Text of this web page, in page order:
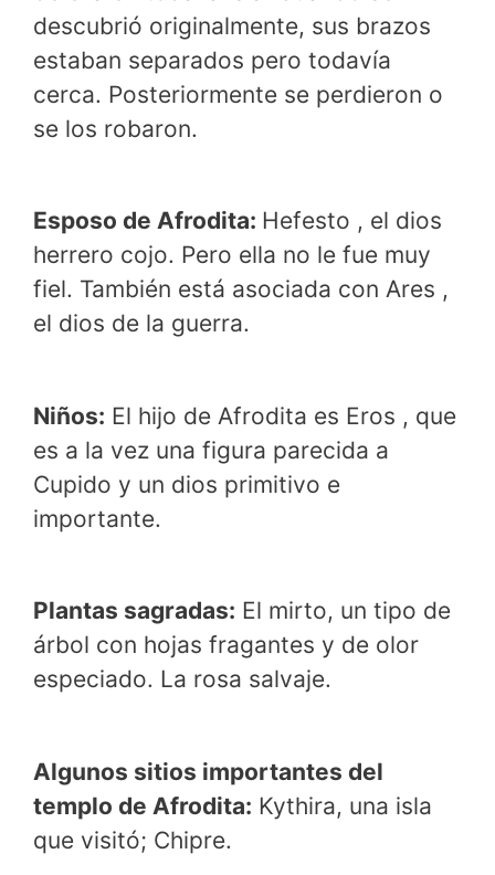
descubrió originalmente, sus brazos
estaban separados pero todavía
cerca. Posteriormente se perdieron o
se los robaron.
Esposo de Afrodita: Hefesto , el dios
herrero cojo. Pero ella no le fue muy
fiel. También está asociada con Ares ,
el dios de la guerra.
Niños: El hijo de Afrodita es Eros , que
es a la vez una figura parecida a
Cupido y un dios primitivo e
importante.
Plantas sagradas: El mirto, un tipo de
árbol con hojas fragantes y de olor
especiado. La rosa salvaje.
Algunos sitios importantes del
templo de Afrodita: Kythira, una isla
que visitó; Chipre.